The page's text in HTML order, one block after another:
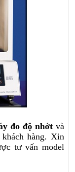
đo độ nhớtvà
hàng. Xin
tư vấn model